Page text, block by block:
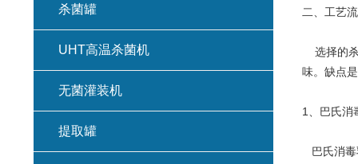
二、工艺
选择的杀
味。缺点
1、巴氏消
巴氏消
杀菌罐
UHT高温杀菌机
无菌灌装机
提取罐